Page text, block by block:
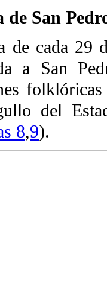
San
de cada 29
a San
del
8,9).